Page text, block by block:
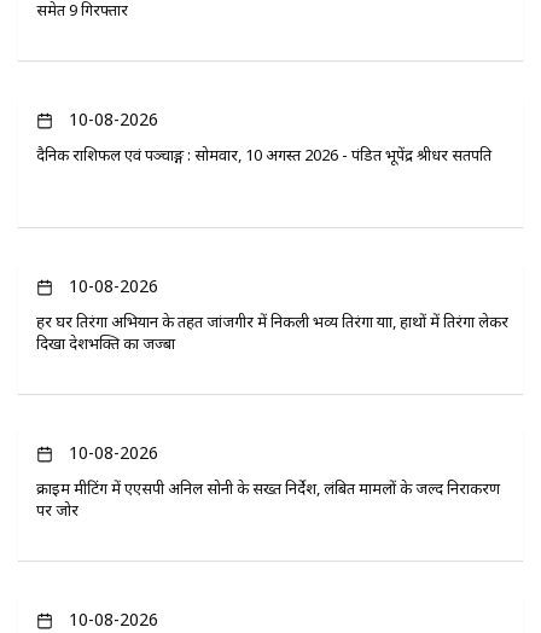
समेत 9 गिरफ्तार
10-08-2026
दैनिक राशिफल एवं पञ्चाङ्ग : सोमवार, 10 अगस्त 2026 - पंडित भूपेंद्र श्रीधर सतपति
10-08-2026
हर घर तिरंगा अभियान के तहत जांजगीर में निकली भव्य तिरंगा यात्रा, हाथों में तिरंगा लेकर
दिखा देशभक्ति का जज्बा
10-08-2026
क्राइम मीटिंग में एएसपी अनिल सोनी के सख्त निर्देश, लंबित मामलों के जल्द निराकरण
पर जोर
10-08-2026